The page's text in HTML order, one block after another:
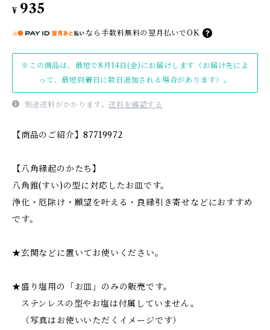
¥ 935
なら 手数料無料の 翌月払いでOK
※この商品は、最短で8月14日(金)にお届けします（お届け先によ
って、最短到着日に数日追加される場合があります）。
別途送料がかかります。送料を確認する
【商品のご紹介】87719972
【八角縁起のかたち】
八角錐(すい)の型に対応したお皿です。
浄化・厄除け・願望を叶える・良縁引き寄せなどにおすすめ
です。
★玄関などに置いてお使いください。
★盛り塩用の「お皿」のみの販売です。
ステンレスの型やお塩は付属していません。
（写真はお使いいただくイメージです）